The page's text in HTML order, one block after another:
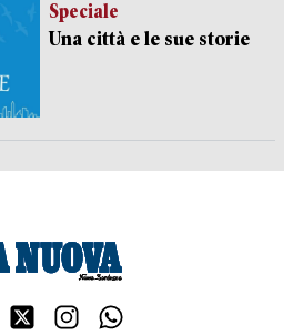
Speciale
Una città e le sue storie